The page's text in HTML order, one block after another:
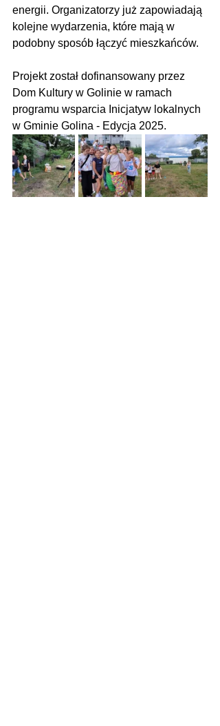
energii. Organizatorzy już zapowiadają
kolejne wydarzenia, które mają w
podobny sposób łączyć mieszkańców.
Projekt został dofinansowany przez
Dom Kultury w Golinie w ramach
programu wsparcia Inicjatyw lokalnych
w Gminie Golina - Edycja 2025.